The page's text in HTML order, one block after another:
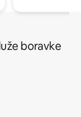
boravke